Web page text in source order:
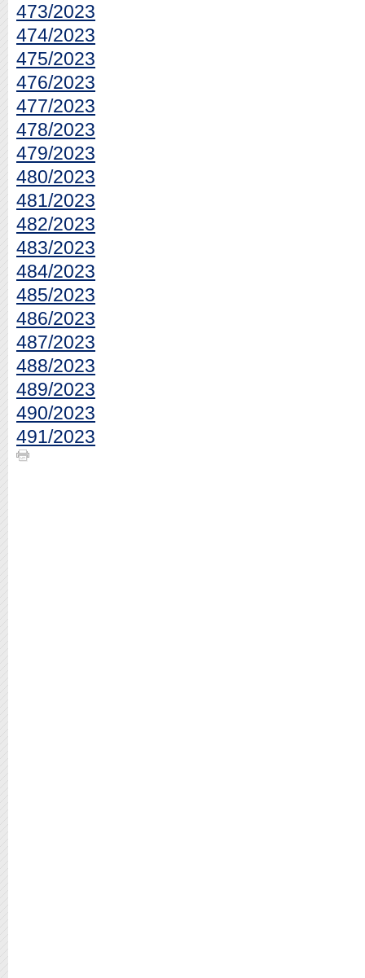
473/2023
474/2023
475/2023
476/2023
477/2023
478/2023
479/2023
480/2023
481/2023
482/2023
483/2023
484/2023
485/2023
486/2023
487/2023
488/2023
489/2023
490/2023
491/2023